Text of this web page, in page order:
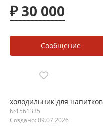
₽ 30 000
Сообщение
холодильник для
№1561335
Создано: 09.07.2026